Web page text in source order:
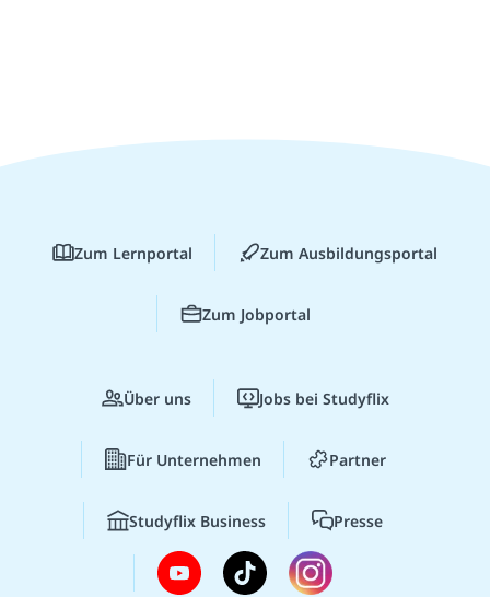
Zum Lernportal Zum Ausbildungsportal
Zum Jobportal
Über uns Jobs bei Studyflix
Für Unternehmen Partner
Studyflix Business Presse